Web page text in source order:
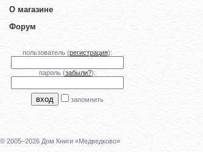
О магазине
Форум
пользователь (регистрация):
пароль (забыли?):
запомнить
© 2005–2026 Дом Книги «Медведково»